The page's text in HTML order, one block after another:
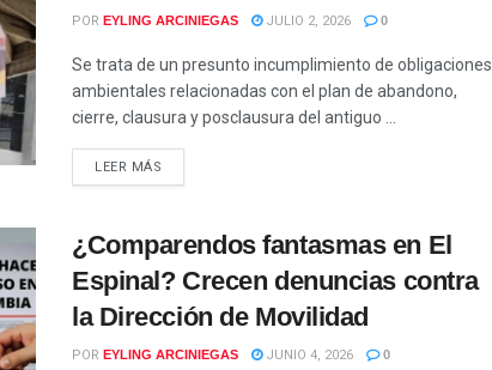
POR EYLING ARCINIEGAS JULIO 2, 2026 0
Se trata de un presunto incumplimiento de obligaciones
ambientales relacionadas con el plan de abandono,
cierre, clausura y posclausura del antiguo ...
LEER MÁS
¿Comparendos fantasmas en El
Espinal? Crecen denuncias contra
la Dirección de Movilidad
POR EYLING ARCINIEGAS JUNIO 4, 2026 0